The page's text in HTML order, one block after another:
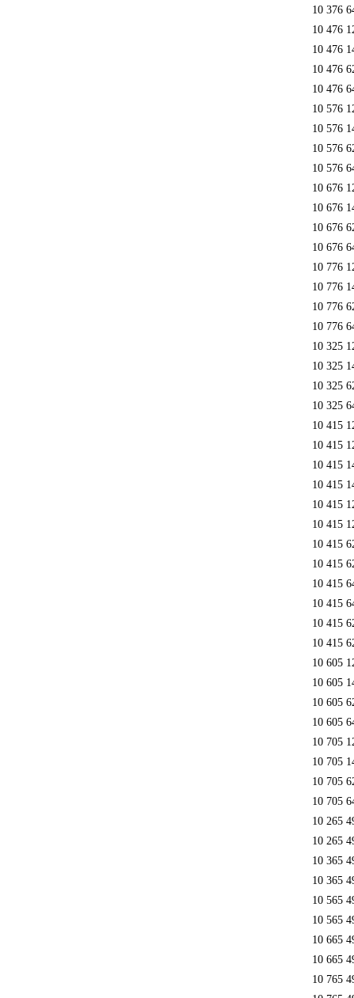
10 376
10 476
10 476
10 476
10 476
10 576
10 576
10 576
10 576
10 676
10 676
10 676
10 676
10 776
10 776
10 776
10 776
10 325
10 325
10 325
10 325
10 415
10 415
10 415
10 415
10 415
10 415
10 415
10 415
10 415
10 415
10 415
10 415
10 605
10 605
10 605
10 605
10 705
10 705
10 705
10 705
10 265
10 265
10 365
10 365
10 565
10 565
10 665
10 665
10 765